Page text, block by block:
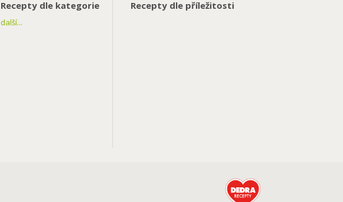
Recepty dle kategorie
další...
Recepty dle příležitosti